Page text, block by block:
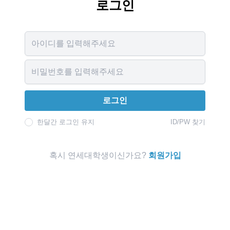
로그인
로그인
한달간 로그인 유지 ID/PW 찾기
혹시 연세대학생이신가요? 회원가입